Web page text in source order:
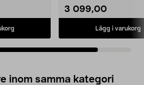
3 099,00
Lägg i varukorg
inom samma kategori